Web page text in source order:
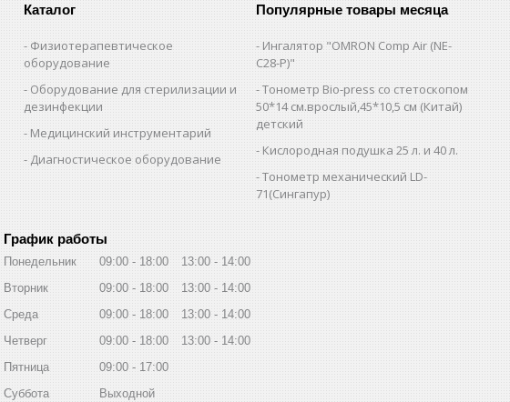
Каталог
Физиотерапевтическое
оборудование
Оборудование для стерилизации и
дезинфекции
Медицинский инструментарий
Диагностическое оборудование
Популярные товары месяца
Ингалятор "OMRON Comp Air (NE-
C28-Р)"
Тонометр Bio-press со стетоскопом
50*14 см.врослый,45*10,5 см (Китай)
детский
Кислородная подушка 25 л. и 40 л.
Тонометр механический LD-
71(Сингапур)
График работы
Понедельник 09:00 18:00 13:00
14:00
Вторник
09:00 18:00 13:00
14:00
Среда
09:00 18:00 13:00
14:00
Четверг
09:00 18:00 13:00
14:00
Пятница
09:00
17:00
Суббота
Выходной